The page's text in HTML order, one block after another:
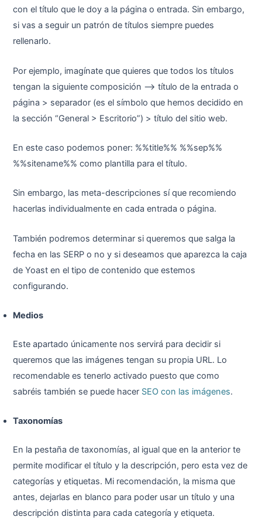
con el título que le doy a la página o entrada. Sin embargo,
si vas a seguir un patrón de títulos siempre puedes
rellenarlo.
Por ejemplo, imagínate que quieres que todos los títulos
tengan la siguiente composición —> título de la entrada o
página > separador (es el símbolo que hemos decidido en
la sección “General > Escritorio”) > título del sitio web.
En este caso podemos poner: %%title%% %%sep%%
%%sitename%% como plantilla para el título.
Sin embargo, las meta-descripciones sí que recomiendo
hacerlas individualmente en cada entrada o página.
También podremos determinar si queremos que salga la
fecha en las SERP o no y si deseamos que aparezca la caja
de Yoast en el tipo de contenido que estemos
configurando.
Medios
Este apartado únicamente nos servirá para decidir si
queremos que las imágenes tengan su propia URL. Lo
recomendable es tenerlo activado puesto que como
sabréis también se puede hacer SEO con las imágenes.
Taxonomías
En la pestaña de taxonomías, al igual que en la anterior te
permite modificar el título y la descripción, pero esta vez de
categorías y etiquetas. Mi recomendación, la misma que
antes, dejarlas en blanco para poder usar un título y una
descripción distinta para cada categoría y etiqueta.